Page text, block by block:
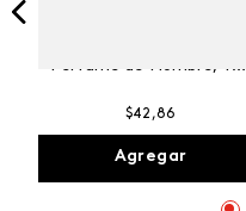
Perfume de Hombre, 100
$42 ,86
Agregar